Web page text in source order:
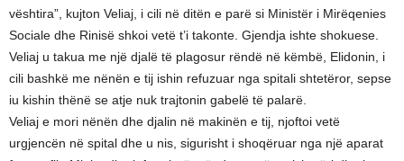
vështira”, kujton Veliaj, i cili në ditën e parë si Ministër i Mirëqenies
Sociale dhe Rinisë shkoi vetë t’i takonte. Gjendja ishte shokuese.
Veliaj u takua me një djalë të plagosur rëndë në këmbë, Elidonin, i
cili bashkë me nënën e tij ishin refuzuar nga spitali shtetëror, sepse
iu kishin thënë se atje nuk trajtonin gabelë të palarë.
Veliaj e mori nënën dhe djalin në makinën e tij, njoftoi vetë
urgjencën në spital dhe u nis, sigurisht i shoqëruar nga një aparat